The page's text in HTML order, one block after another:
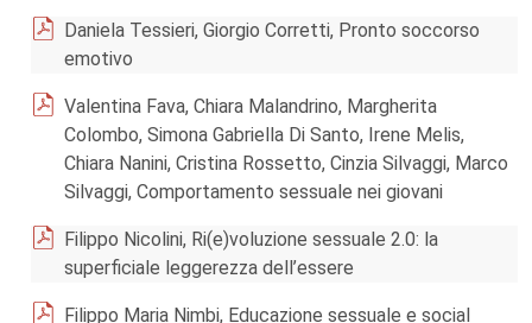
Daniela Tessieri, Giorgio Corretti, Pronto soccorso
emotivo
Valentina Fava, Chiara Malandrino, Margherita
Colombo, Simona Gabriella Di Santo, Irene Melis,
Chiara Nanini, Cristina Rossetto, Cinzia Silvaggi, Marco
Silvaggi, Comportamento sessuale nei giovani
Filippo Nicolini, Ri(e)voluzione sessuale 2.0: la
superficiale leggerezza dell’essere
Filippo Maria Nimbi, Educazione sessuale e social